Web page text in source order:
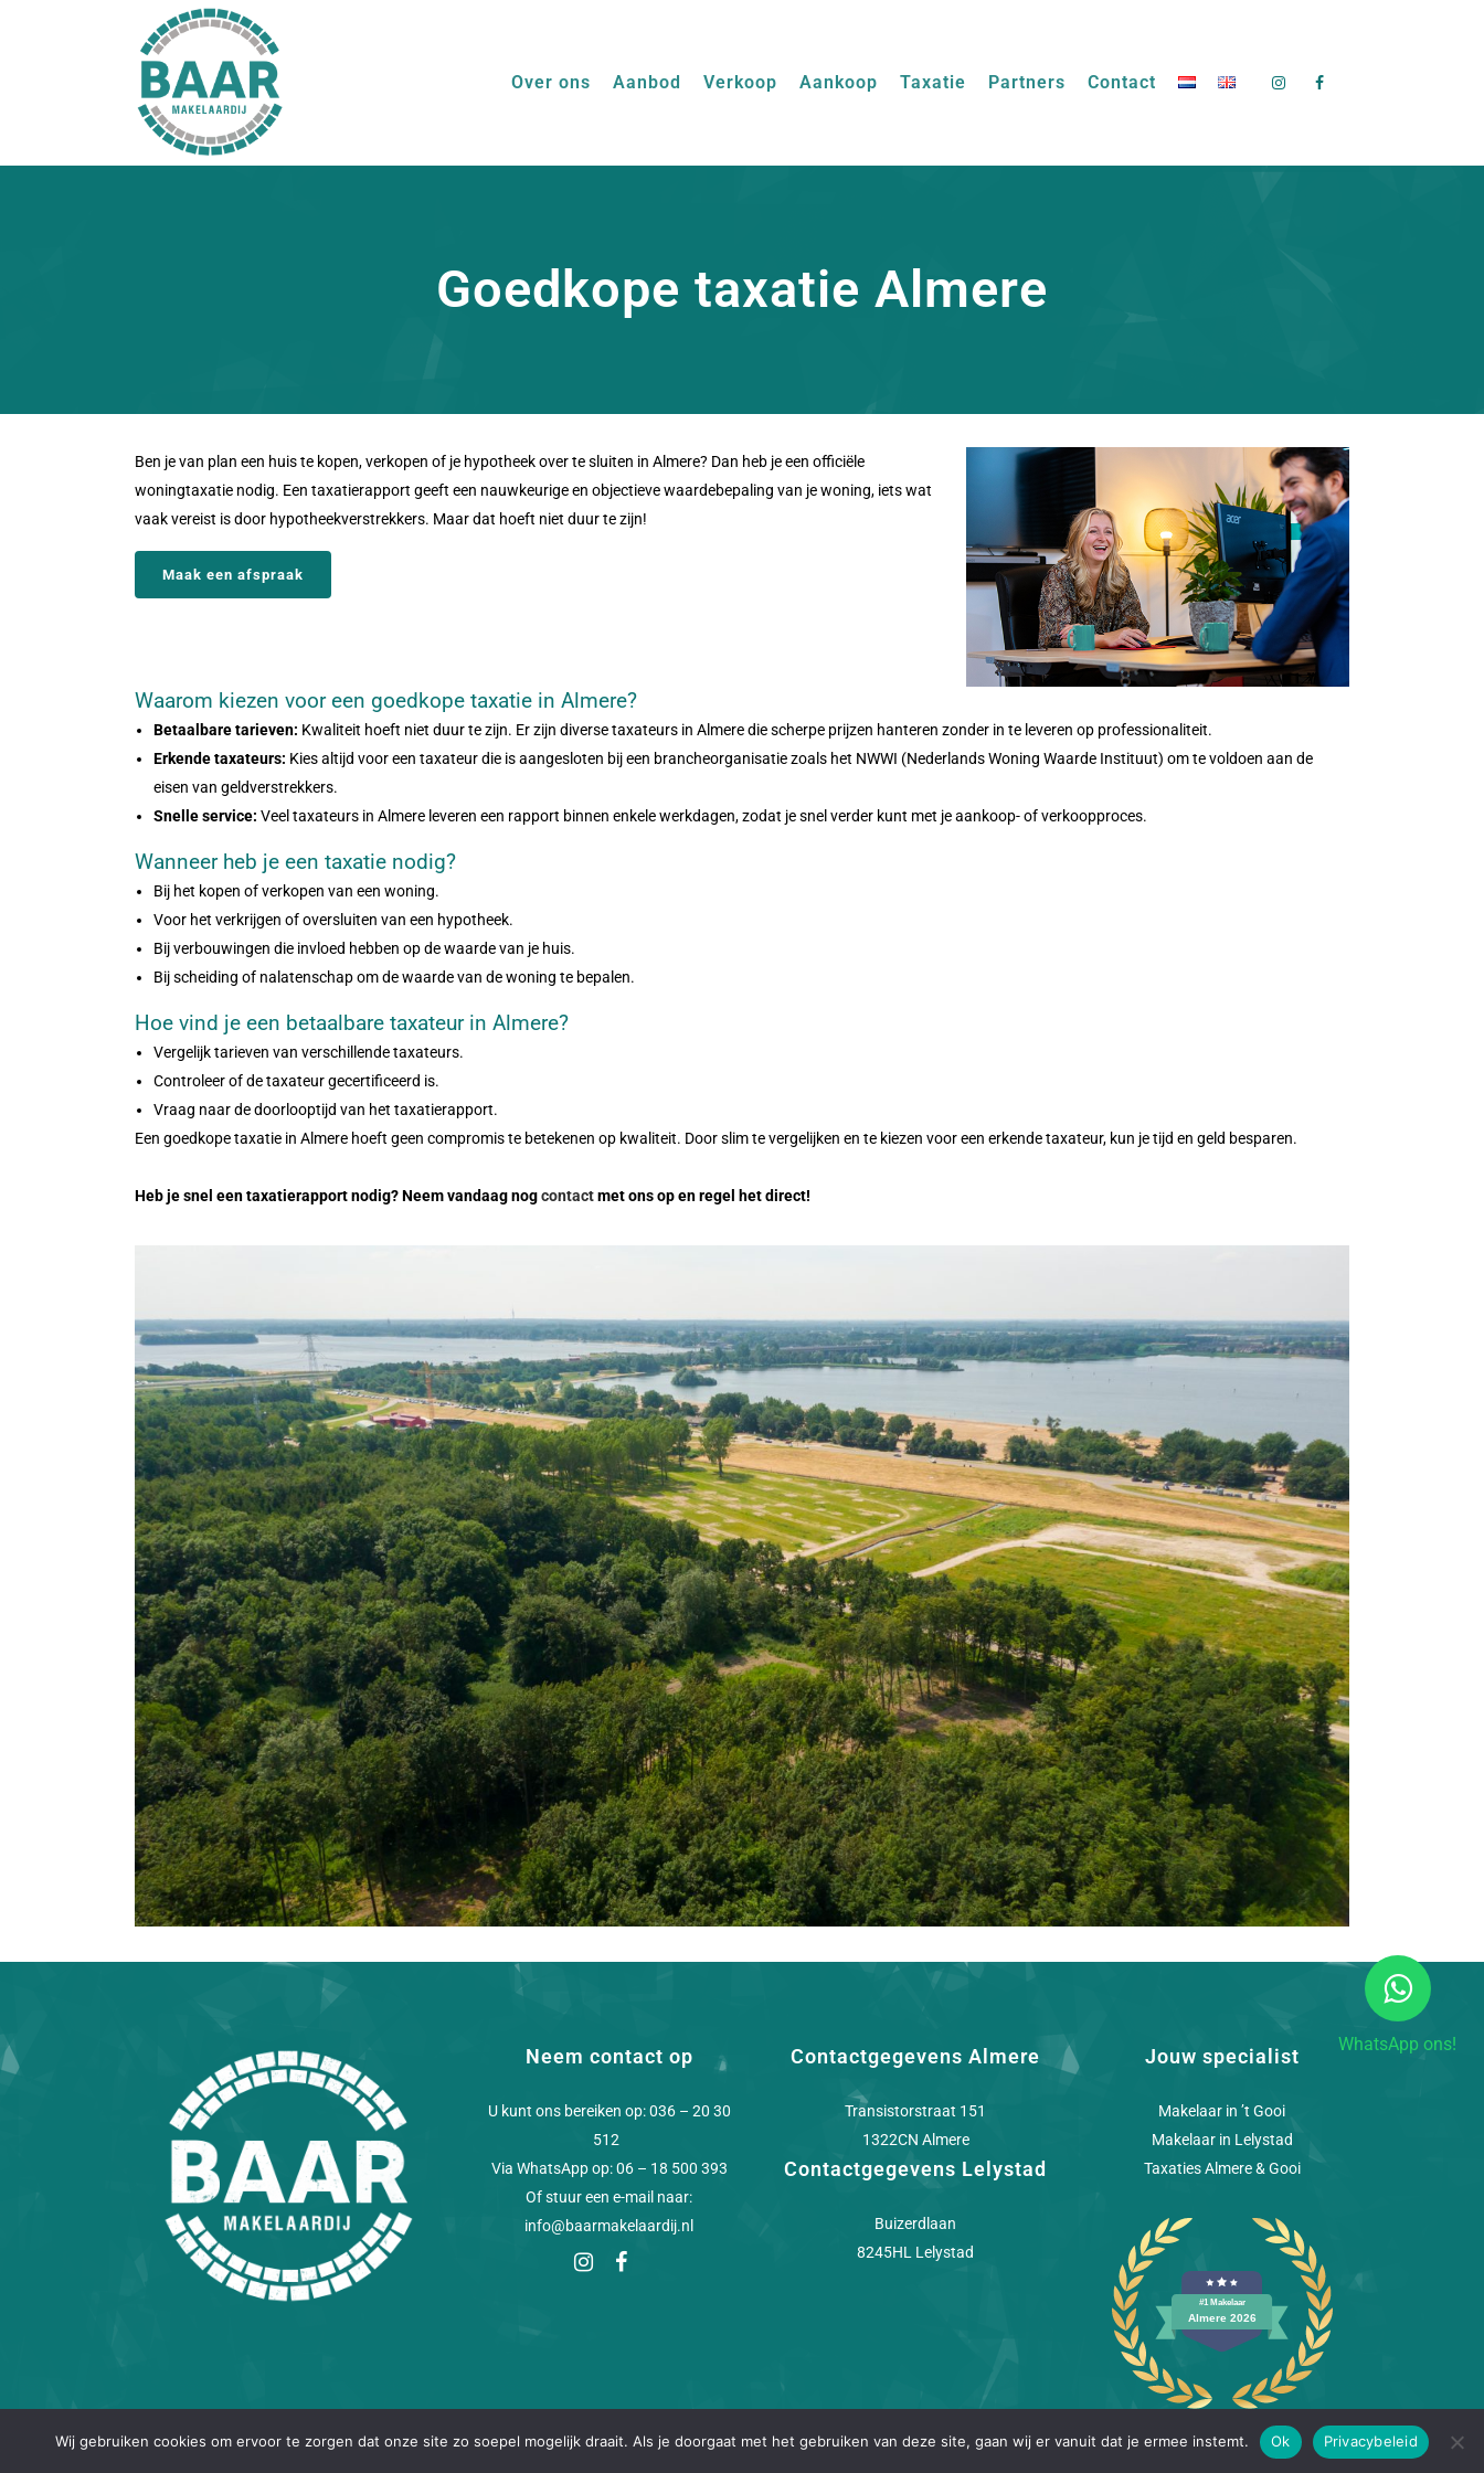
Over ons Aanbod Verkoop Aankoop Taxatie Partners Contact
WhatsApp ons!
Goedkope taxatie Almere
Ben je van plan een huis te kopen, verkopen of je hypotheek over te sluiten in Almere? Dan heb je een officiële
woningtaxatie nodig. Een taxatierapport geeft een nauwkeurige en objectieve waardebepaling van je woning, iets wat
vaak vereist is door hypotheekverstrekkers. Maar dat hoeft niet duur te zijn!
Maak een afspraak
Waarom kiezen voor een goedkope taxatie in Almere?
Betaalbare tarieven: Kwaliteit hoeft niet duur te zijn. Er zijn diverse taxateurs in Almere die scherpe prijzen hanteren zonder in te leveren op professionaliteit.
Erkende taxateurs: Kies altijd voor een taxateur die is aangesloten bij een brancheorganisatie zoals het NWWI (Nederlands Woning Waarde Instituut) om te voldoen aan de
eisen van geldverstrekkers.
Snelle service: Veel taxateurs in Almere leveren een rapport binnen enkele werkdagen, zodat je snel verder kunt met je aankoop- of verkoopproces.
Wanneer heb je een taxatie nodig?
Bij het kopen of verkopen van een woning.
Voor het verkrijgen of oversluiten van een hypotheek.
Bij verbouwingen die invloed hebben op de waarde van je huis.
Bij scheiding of nalatenschap om de waarde van de woning te bepalen.
Hoe vind je een betaalbare taxateur in Almere?
Vergelijk tarieven van verschillende taxateurs.
Controleer of de taxateur gecertificeerd is.
Vraag naar de doorlooptijd van het taxatierapport.
Een goedkope taxatie in Almere hoeft geen compromis te betekenen op kwaliteit. Door slim te vergelijken en te kiezen voor een erkende taxateur, kun je tijd en geld besparen.
Heb je snel een taxatierapport nodig? Neem vandaag nogcontactmet ons op en regel het direct!
Neem contact op
U kunt ons bereiken op:036 – 20 30
512
Via WhatsApp op:06 – 18 500 393
Of stuur een e-mail naar:
info@baarmakelaardij.nl
Contactgegevens Almere
Transistorstraat 151
1322CN Almere
Contactgegevens Lelystad
Buizerdlaan
8245HL Lelystad
Jouw specialist
Makelaar in ’t Gooi
Makelaar in Lelystad
Taxaties Almere & Gooi
Wij gebruiken cookies om ervoor te zorgen dat onze site zo soepel mogelijk draait. Als je doorgaat met het gebruiken van deze site, gaan wij er vanuit dat je ermee instemt. Ok Privacybeleid